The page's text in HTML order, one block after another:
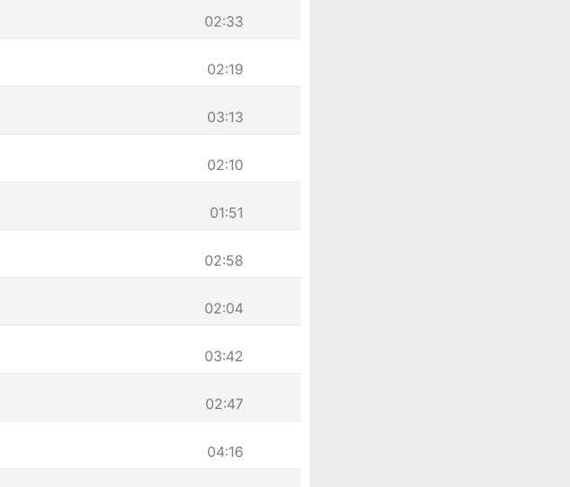
02:33
02:19
03:13
02:10
01:51
02:58
02:04
03:42
02:47
04:16